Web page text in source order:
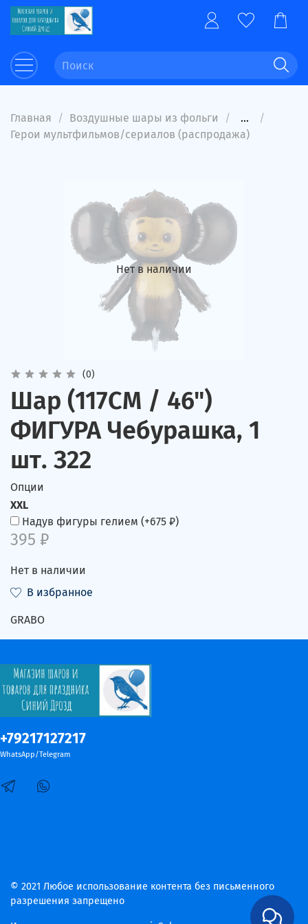
Главная Воздушные шары из фольги
...
Герои мультфильмов/сериалов (распродажа)
Нет в наличии
(0)
Шар (117CM / 46")
ФИГУРА Чебурашка, 1
шт. З22
Опции
XXL
Надув фигуры гелием (+675 ₽)
395 ₽
Нет в наличии
В избранное
GRABO
+79217127217
WhatsApp/Telegram
© 2021 Любое использование контента без письменного
разрешения запрещено